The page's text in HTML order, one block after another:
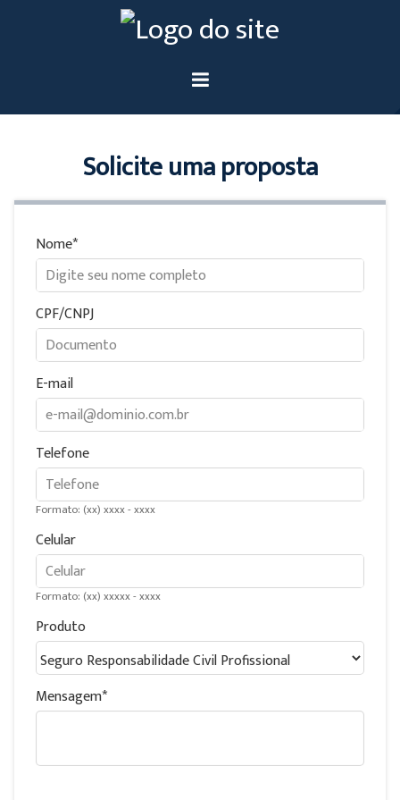
Solicite uma proposta
Nome
CPF/CNPJ
E-mail
Telefone
Formato: (xx) xxxx - xxxx
Celular
Formato: (xx) xxxxx - xxxx
Produto
Mensagem